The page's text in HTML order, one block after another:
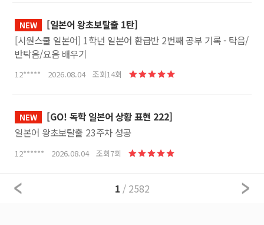
NEW
[일본어 왕초보탈출 1탄]
[시원스쿨 일본어] 1학년 일본어 환급반 2번째 공부 기록 - 탁음/
반탁음/요음 배우기
12***** 2026.08.04 조회14회
NEW
[GO! 독학 일본어 상황 표현 222]
일본어 왕초보탈출 23주차 성공
12****** 2026.08.04 조회7회
1 / 2582